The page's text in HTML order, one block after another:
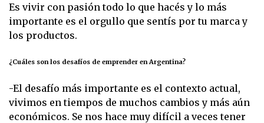
Es vivir con pasión todo lo que hacés y lo más
importante es el orgullo que sentís por tu marca y
los productos.
¿Cuáles son los desafíos de emprender en Argentina?
-El desafío más importante es el contexto actual,
vivimos en tiempos de muchos cambios y más aún
económicos. Se nos hace muy difícil a veces tener